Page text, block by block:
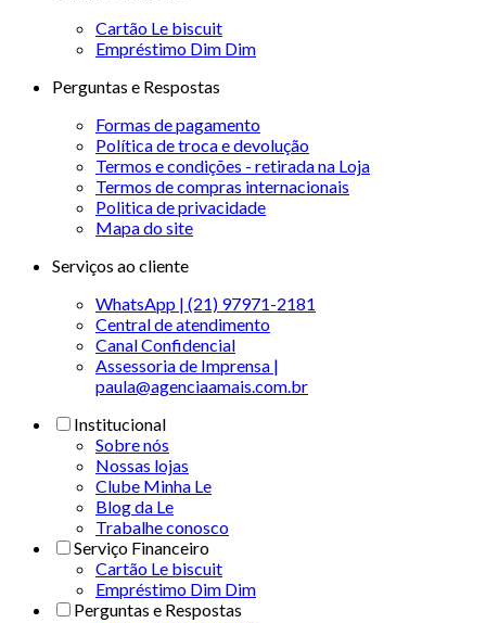
Cartão Le biscuit
Empréstimo Dim Dim
Perguntas e Respostas
Formas de pagamento
Política de troca e devolução
Termos e condições - retirada na Loja
Termos de compras internacionais
Politica de privacidade
Mapa do site
Serviços ao cliente
WhatsApp | (21) 97971-2181
Central de atendimento
Canal Confidencial
Assessoria de Imprensa |
paula@agenciaamais.com.br
Institucional
Sobre nós
Nossas lojas
Clube Minha Le
Blog da Le
Trabalhe conosco
Serviço Financeiro
Cartão Le biscuit
Empréstimo Dim Dim
Perguntas e Respostas